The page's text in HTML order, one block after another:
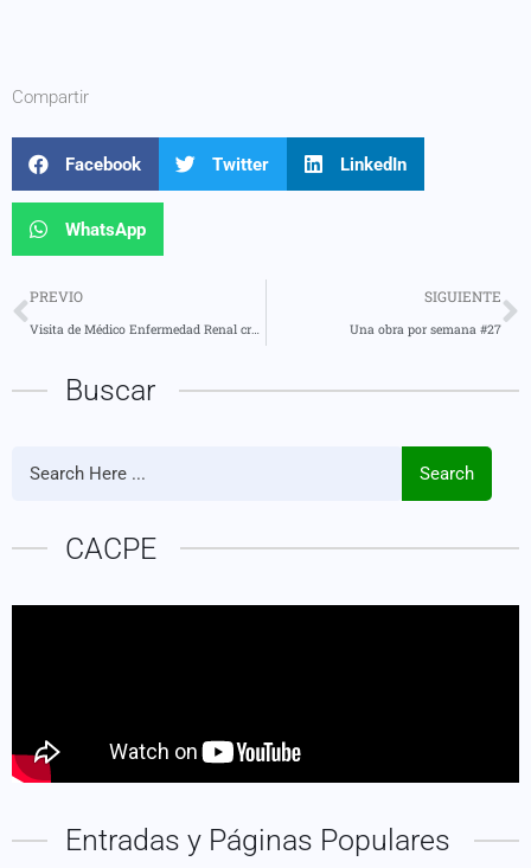
Compartir
Facebook Twitter LinkedIn
WhatsApp
PREVIO
Visita de Médico Enfermedad Renal crónica
SIGUIENTE
Una obra por semana #27
Buscar
Search
CACPE
Entradas y Páginas Populares